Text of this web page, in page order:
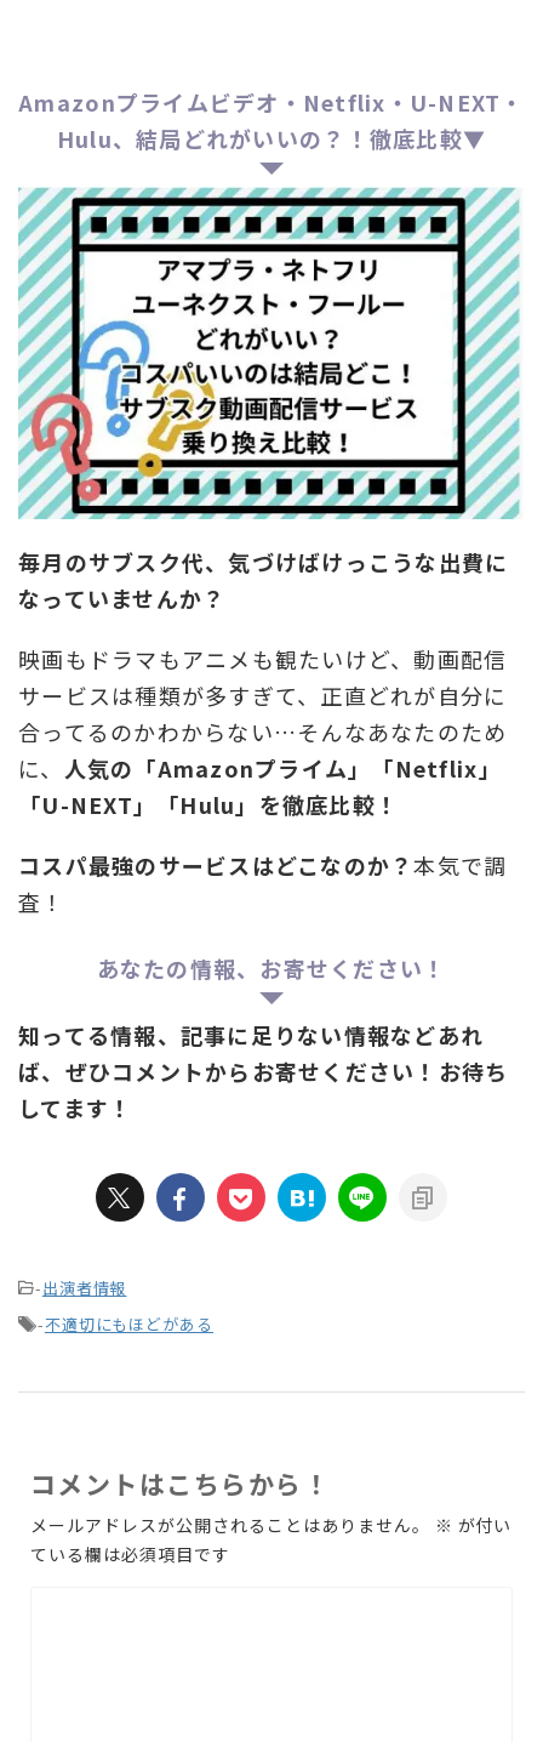
Amazonプライムビデオ・Netflix・U-NEXT・
Hulu、結局どれがいいの？！徹底比較▼
毎月のサブスク代、気づけばけっこうな出費に
なっていませんか？
映画もドラマもアニメも観たいけど、動画配信
サービスは種類が多すぎて、正直どれが自分に
合ってるのかわからない…そんなあなたのため
に、 人気の「Amazonプライム」「Netflix」
「U-NEXT」「Hulu」を徹底比較！
コスパ最強のサービスはどこなのか？本気で調
査！
あなたの情報、お寄せください！
知ってる情報、記事に足りない情報などあれ
ば、ぜひコメントからお寄せください！お待ち
してます！
-出演者情報
-不適切にもほどがある
コメントはこちらから！
メールアドレスが公開されることはありません。 ※ が付い
ている欄は必須項目です